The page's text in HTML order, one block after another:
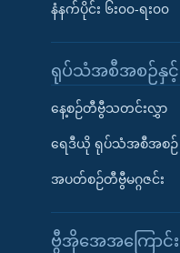
နံနက်ပိုင်း ၆း၀၀-ရး၀၀
ရုပ်သံအစီအစဉ်နှင့်
နေ့စဉ်တီဗွီသတင်းလွှာ
ရေဒီယို ရုပ်သံအစီအစဉ်
အပတ်စဉ်တီဗွီမဂ္ဂဇင်း
ဗွီအိုအေအကြောင်း